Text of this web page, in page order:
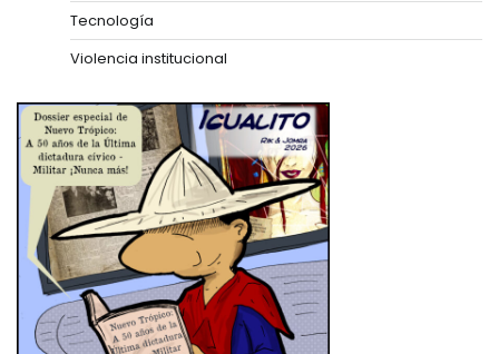
Tecnología
Violencia institucional